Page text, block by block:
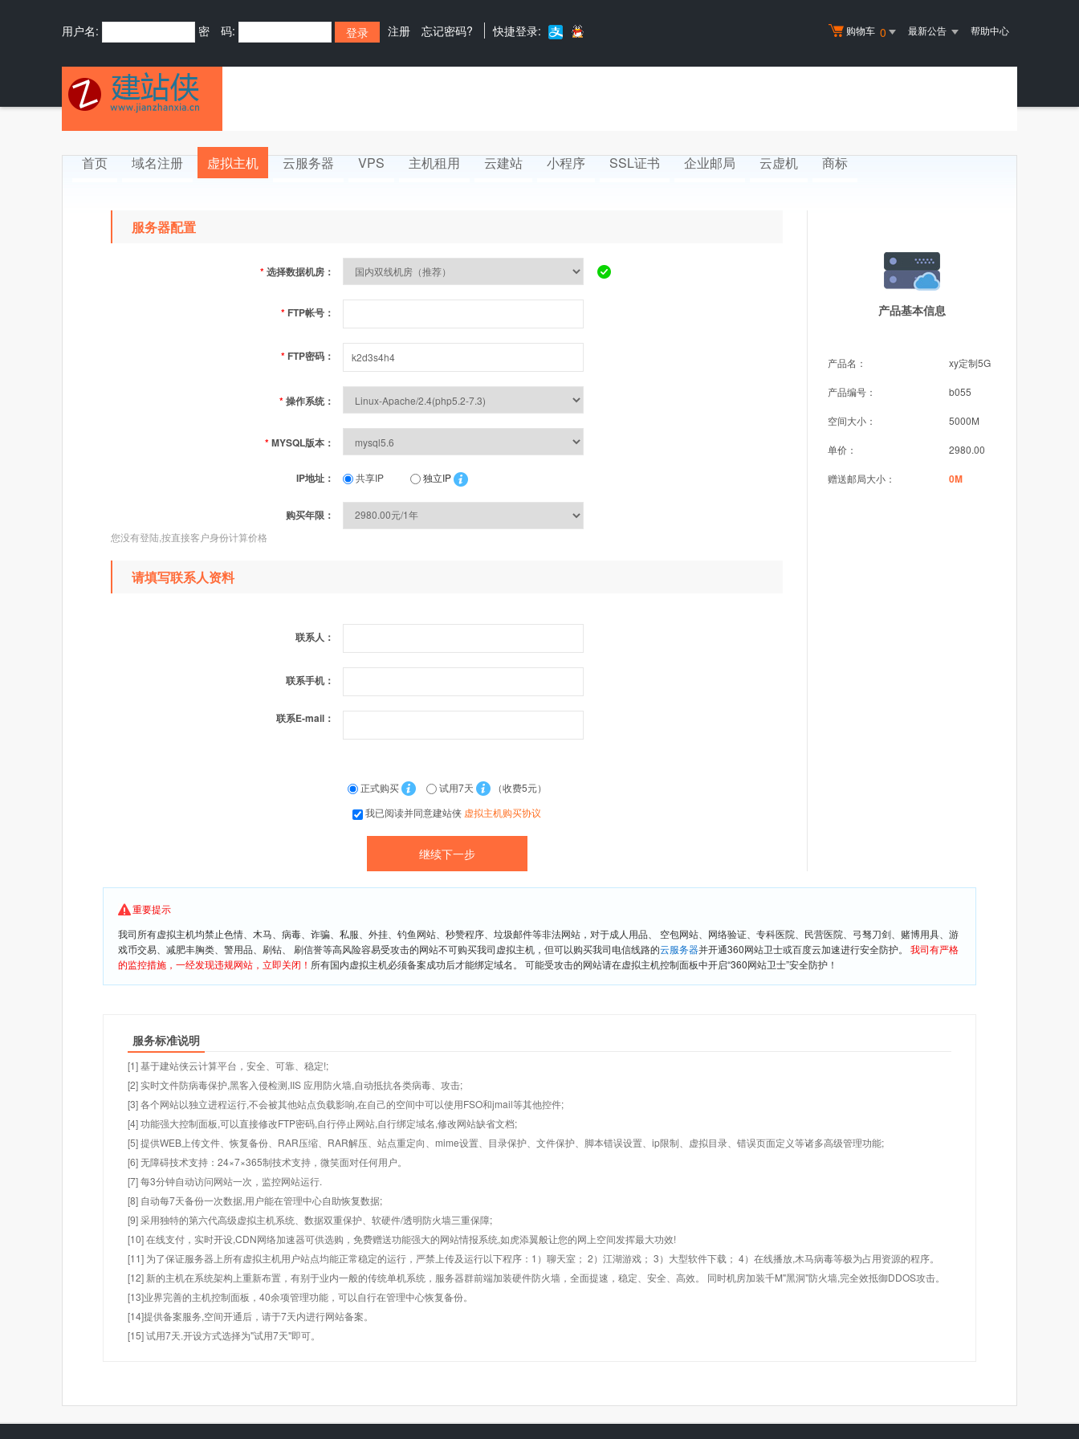
购物车 0 最新公告 帮助中心
用户名: 密 码: 注册 忘记密码? 快捷登录:
首页 域名注册 虚拟主机 云服务器 VPS 主机租用 云建站 小程序 SSL证书 企业邮局 云虚机 商标
产品基本信息
产品名： xy定制5G
产品编号： b055
空间大小： 5000M
单价： 2980.00
赠送邮局大小： 0M
服务器配置
*选择数据机房：
* FTP帐号：
* FTP密码：
*操作系统：
*MYSQL版本：
IP地址： 共享IP 独立IP
购买年限：
您没有登陆,按直接客户身份计算价格
请填写联系人资料
联系人：
联系手机：
联系E-mail：
正式购买 试用7天
（收费5元）
我已阅读并同意建站侠 虚拟主机购买协议
重要提示
我司所有虚拟主机均禁止色情、木马、病毒、诈骗、私服、外挂、钓鱼网站、秒赞程序、垃圾邮件等非法网站，对于成人用品、 空包网站、网络验证、专科医院、民营医院、弓驽刀剑、赌博用具、游
戏币交易、减肥丰胸类、警用品、刷钻、 刷信誉等高风险容易受攻击的网站不可购买我司虚拟主机，但可以购买我司电信线路的云服务器并开通360网站卫士或百度云加速进行安全防护。 我司有严格
的监控措施，一经发现违规网站，立即关闭！ 所有国内虚拟主机必须备案成功后才能绑定域名。 可能受攻击的网站请在虚拟主机控制面板中开启“360网站卫士”安全防护！
服务标准说明
[1] 基于建站侠云计算平台，安全、可靠、稳定!;
[2] 实时文件防病毒保护,黑客入侵检测,IIS 应用防火墙,自动抵抗各类病毒、攻击;
[3] 各个网站以独立进程运行,不会被其他站点负载影响,在自己的空间中可以使用FSO和jmail等其他控件;
[4] 功能强大控制面板,可以直接修改FTP密码,自行停止网站,自行绑定域名,修改网站缺省文档;
[5] 提供WEB上传文件、恢复备份、RAR压缩、RAR解压、站点重定向、mime设置、目录保护、文件保护、脚本错误设置、ip限制、虚拟目录、错误页面定义等诸多高级管理功能;
[6] 无障碍技术支持：24×7×365制技术支持，微笑面对任何用户。
[7] 每3分钟自动访问网站一次，监控网站运行.
[8] 自动每7天备份一次数据,用户能在管理中心自助恢复数据;
[9] 采用独特的第六代高级虚拟主机系统、数据双重保护、软硬件/透明防火墙三重保障;
[10] 在线支付，实时开设,CDN网络加速器可供选购，免费赠送功能强大的网站情报系统,如虎添翼般让您的网上空间发挥最大功效!
[11] 为了保证服务器上所有虚拟主机用户站点均能正常稳定的运行，严禁上传及运行以下程序：1）聊天室； 2）江湖游戏； 3）大型软件下载； 4）在线播放,木马病毒等极为占用资源的程序。
[12] 新的主机在系统架构上重新布置，有别于业内一般的传统单机系统，服务器群前端加装硬件防火墙，全面提速，稳定、安全、高效。 同时机房加装千M"黑洞"防火墙,完全效抵御DDOS攻击。
[13]业界完善的主机控制面板，40余项管理功能，可以自行在管理中心恢复备份。
[14]提供备案服务,空间开通后，请于7天内进行网站备案。
[15] 试用7天.开设方式选择为"试用7天"即可。